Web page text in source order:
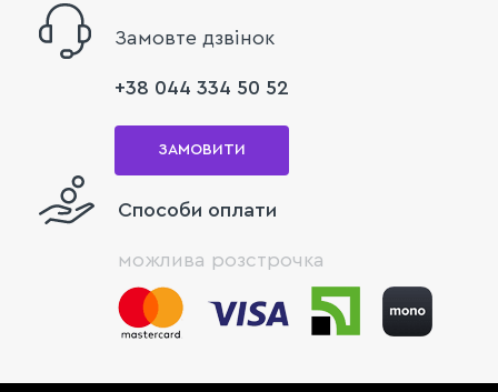
Замовте дзвінок
+38 044 334 50 52
ЗАМОВИТИ
Способи оплати
можлива розстрочка